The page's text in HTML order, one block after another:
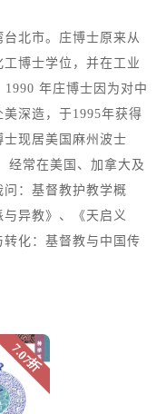
北市。庄博士原来从
博士学位，并在工业
年庄博士因为对中
深造，于1995年获得
现居美国麻州波士
经常在美国、加拿大及
：基督教护教学概
异教》、《天启义
化：基督教与中国传